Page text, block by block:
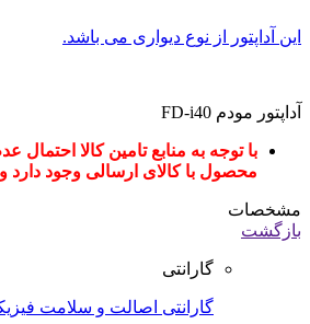
این آداپتور از نوع دیواری می باشد.
آداپتور مودم FD-i40
با توجه به منابع تامین کالا
محصول با کالای ارسالی وجود
مشخصات
بازگشت
گارانتی
گارانتی اصالت و سلامت